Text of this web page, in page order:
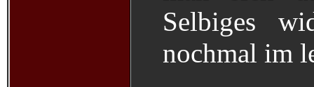
Selbiges
nochmal im